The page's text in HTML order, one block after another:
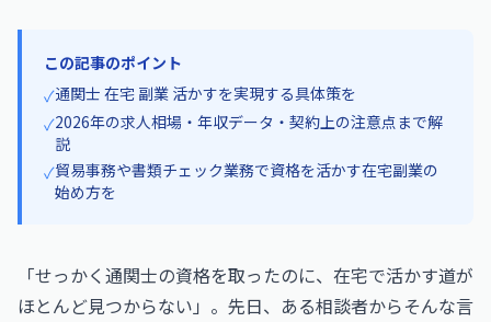
この記事のポイント
✓通関士 在宅 副業 活かすを実現する具体策を
✓2026年の求人相場・年収データ・契約上の注意点まで解
説
✓貿易事務や書類チェック業務で資格を活かす在宅副業の
始め方を
「せっかく通関士の資格を取ったのに、在宅で活かす道が
ほとんど見つからない」。先日、ある相談者からそんな言